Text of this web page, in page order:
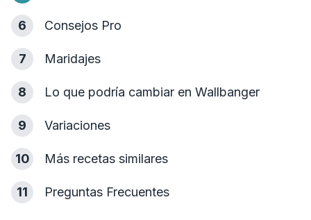
6 Consejos Pro
7 Maridajes
8 Lo que podría cambiar en Wallbanger
9 Variaciones
10 Más recetas similares
11 Preguntas Frecuentes